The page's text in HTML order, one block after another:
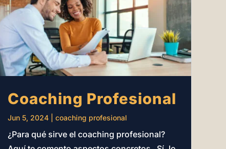
Coaching Profesional
Jun 5, 2024| coaching profesional
¿Para qué sirve el coaching profesional?